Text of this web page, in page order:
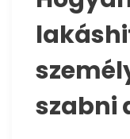
szabni